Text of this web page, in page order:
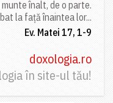
înalt, de o parte.
la față înaintea lor...
Ev. Matei 17, 1-9
doxologia.ro
în site-ul tău!